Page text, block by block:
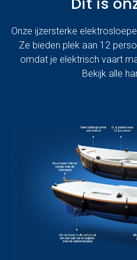
Onze ijzersterke
Ze bieden plek aan 12
omdat je elektrisch vaart
Bekijk alle